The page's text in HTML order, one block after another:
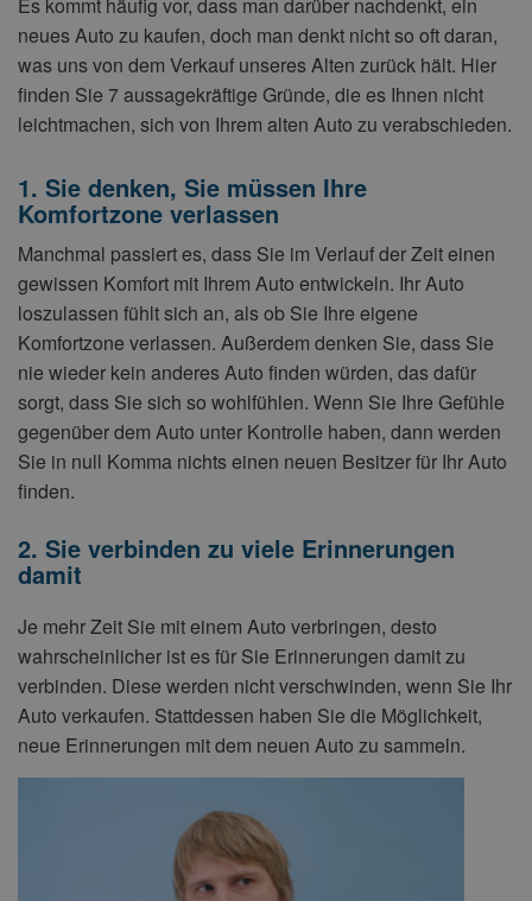
neues Auto zu kaufen, doch man denkt nicht so oft daran,
was uns von dem Verkauf unseres Alten zurück hält. Hier
finden Sie 7 aussagekräftige Gründe, die es Ihnen nicht
leichtmachen, sich von Ihrem alten Auto zu verabschieden.
1. Sie denken, Sie müssen Ihre
Komfortzone verlassen
Manchmal passiert es, dass Sie im Verlauf der Zeit einen
gewissen Komfort mit Ihrem Auto entwickeln. Ihr Auto
loszulassen fühlt sich an, als ob Sie Ihre eigene
Komfortzone verlassen. Außerdem denken Sie, dass Sie
nie wieder kein anderes Auto finden würden, das dafür
sorgt, dass Sie sich so wohlfühlen. Wenn Sie Ihre Gefühle
gegenüber dem Auto unter Kontrolle haben, dann werden
Sie in null Komma nichts einen neuen Besitzer für Ihr Auto
finden.
2. Sie verbinden zu viele Erinnerungen
damit
Je mehr Zeit Sie mit einem Auto verbringen, desto
wahrscheinlicher ist es für Sie Erinnerungen damit zu
verbinden. Diese werden nicht verschwinden, wenn Sie Ihr
Auto verkaufen. Stattdessen haben Sie die Möglichkeit,
neue Erinnerungen mit dem neuen Auto zu sammeln.